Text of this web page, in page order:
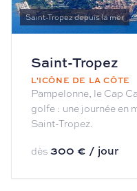
Saint-Tropez depuis la mer
Saint-Tropez
L'ICÔNE DE LA CÔTE
Pampelonne, le Cap
golfe : une journée en
Saint-Tropez.
dès 300 € / jour